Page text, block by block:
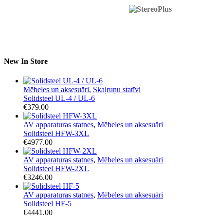
New In Store
Mēbeles un aksesuāri, Skaļruņu statīvi
Solidsteel UL-4 / UL-6
€379.00
AV apparaturas statnes, Mēbeles un aksesuāri
Solidsteel HFW-3XL
€4977.00
AV apparaturas statnes, Mēbeles un aksesuāri
Solidsteel HFW-2XL
€3246.00
AV apparaturas statnes, Mēbeles un aksesuāri
Solidsteel HF-5
€4441.00